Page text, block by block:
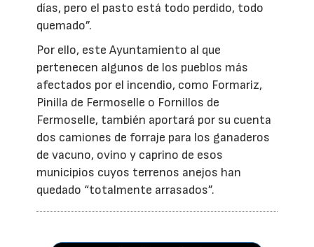
días, pero el pasto está todo perdido, todo
quemado”.
Por ello, este Ayuntamiento al que
pertenecen algunos de los pueblos más
afectados por el incendio, como Formariz,
Pinilla de Fermoselle o Fornillos de
Fermoselle, también aportará por su cuenta
dos camiones de forraje para los ganaderos
de vacuno, ovino y caprino de esos
municipios cuyos terrenos anejos han
quedado “totalmente arrasados”.